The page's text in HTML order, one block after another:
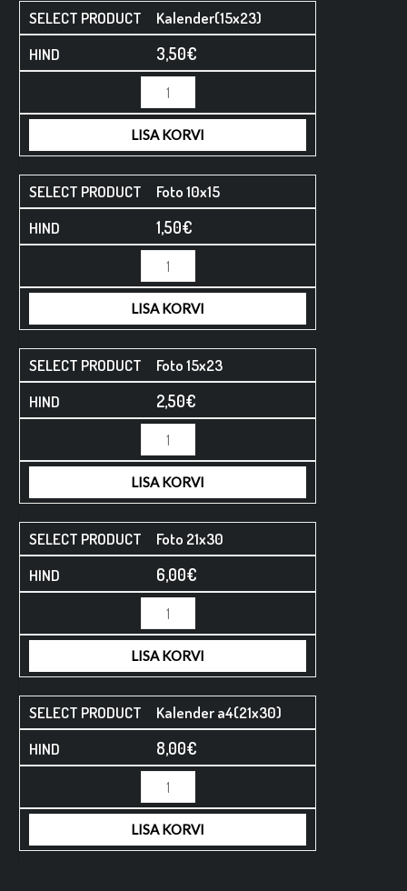
Kalender(15x23)
3,50€
LISA KORVI
Foto 10x15
1,50€
LISA KORVI
Foto 15x23
2,50€
LISA KORVI
Foto 21x30
6,00€
LISA KORVI
Kalender a4(21x30)
8,00€
LISA KORVI